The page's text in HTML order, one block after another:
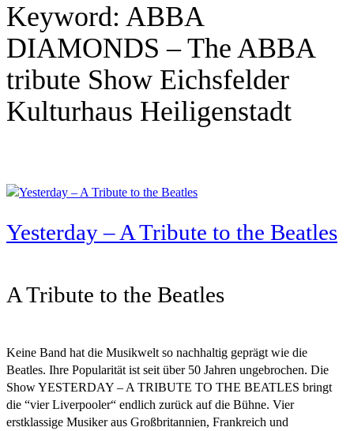
Keyword: ABBA
DIAMONDS – The ABBA
tribute Show Eichsfelder
Kulturhaus Heiligenstadt
Yesterday – A Tribute to the Beatles
A Tribute to the Beatles
Keine Band hat die Musikwelt so nachhaltig geprägt wie die
Beatles. Ihre Popularität ist seit über 50 Jahren ungebrochen. Die
Show YESTERDAY – A TRIBUTE TO THE BEATLES bringt
die “vier Liverpooler“ endlich zurück auf die Bühne. Vier
erstklassige Musiker aus Großbritannien, Frankreich und